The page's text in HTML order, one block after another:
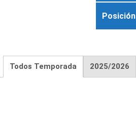
Posición
Todos Temporada 2025/2026